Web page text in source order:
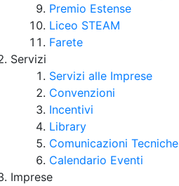
Premio Estense
Liceo STEAM
Farete
Servizi
Servizi alle Imprese
Convenzioni
Incentivi
Library
Comunicazioni Tecniche
Calendario Eventi
Imprese